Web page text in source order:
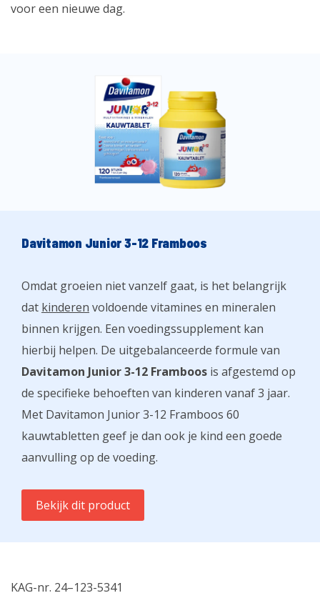
voor een nieuwe dag.
Davitamon Junior 3-12 Framboos
Omdat groeien niet vanzelf gaat, is het belangrijk
dat kinderen voldoende vitamines en mineralen
binnen krijgen. Een voedingssupplement kan
hierbij helpen. De uitgebalanceerde formule van
Davitamon Junior 3-12 Framboos is afgestemd op
de specifieke behoeften van kinderen vanaf 3 jaar.
Met Davitamon Junior 3-12 Framboos 60
kauwtabletten geef je dan ook je kind een goede
aanvulling op de voeding.
Bekijk dit product
KAG-nr. 24–123-5341